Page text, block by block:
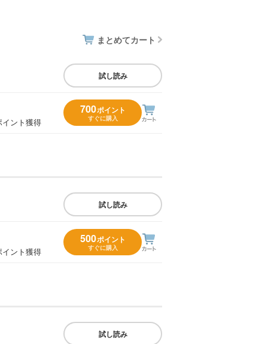
まとめてカート
試し読み
イント獲得
700ポイント
すぐに購入
試し読み
イント獲得
500ポイント
すぐに購入
試し読み